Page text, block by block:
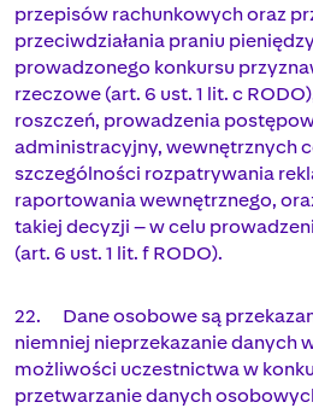
przepisów rachunkowych oraz
przeciwdziałania praniu
prowadzonego konkursu
rzeczowe (art. 6 ust. 1 lit. c
roszczeń, prowadzenia
administracyjny, wewnętrznych
szczególności rozpatrywania
raportowania wewnętrznego,
takiej decyzji – w celu
(art. 6 ust. 1 lit. f RODO).
22. Dane osobowe są
niemniej nieprzekazanie danych
możliwości uczestnictwa w
przetwarzanie danych